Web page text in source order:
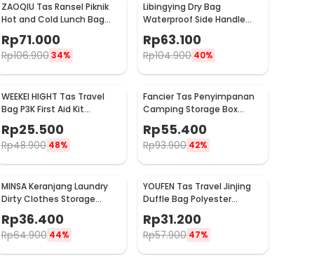
ZAOQIU Tas Ransel Piknik
Hot and Cold Lunch Bag
Rp71.000
Rp106.900 34%
Libingying Dry Bag
Waterproof Side Handle
Crossbody Tas Tahan Air
PVC 10L - DB51
Rp63.100
Rp104.900 40%
WEEKEI HIGHT Tas Travel
Bag P3K First Aid Kit
Rp25.500
Rp48.900 48%
Fancier Tas Penyimpanan
Camping Storage Box
- FC-19
Rp55.400
Rp93.900 42%
MINSA Keranjang Laundry
Dirty Clothes Storage
Basket Wall Mounted -
MSU29
Rp36.400
Rp64.900 44%
YOUFEN Tas Travel Jinjing
Duffle Bag Polyester
75x36x33cm - X75
Rp31.200
Rp57.900 47%